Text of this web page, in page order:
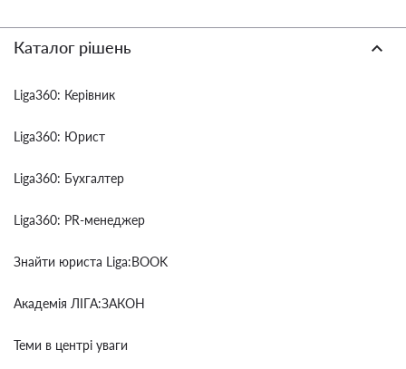
Каталог рішень
Liga360: Керівник
Liga360: Юрист
Liga360: Бухгалтер
Liga360: PR-менеджер
Знайти юриста Liga:BOOK
Академія ЛІГА:ЗАКОН
Теми в центрі уваги